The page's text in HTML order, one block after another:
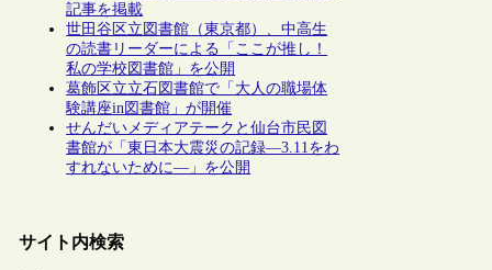
記事を掲載
世田谷区立図書館（東京都）、中高生
の読書リーダーによる「ここが推し！
私の学校図書館」を公開
葛飾区立立石図書館で「大人の職場体
験講座in図書館」が開催
せんだいメディアテークと仙台市民図
書館が「東日本大震災の記録―3.11をわ
すれないために―」を公開
サイト内検索